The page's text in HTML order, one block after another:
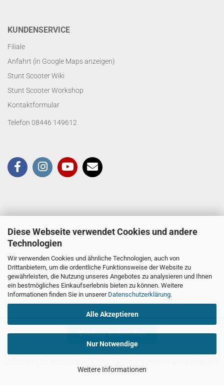
Diese Webseite verwendet Cookies und andere
Technologien
Wir verwenden Cookies und ähnliche Technologien, auch von
Drittanbietern, um die ordentliche Funktionsweise der Website zu
gewährleisten, die Nutzung unseres Angebotes zu analysieren und Ihnen
ein bestmögliches Einkaufserlebnis bieten zu können. Weitere
Informationen finden Sie in unserer Datenschutzerklärung.
Alle Akzeptieren
Nur Notwendige
Weitere Informationen
KUNDENSERVICE
Filiale
Anfahrt (in Google Maps anzeigen)
Stunt Scooter Wiki
Stunt Scooter Workshop
Kontaktformular
Telefon 08446 149612
Vertrag widerrufen
Stuntscooters.de